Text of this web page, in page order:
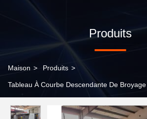
Produits
Maison > Produits >
Tableau À Courbe Descendante De Broyage